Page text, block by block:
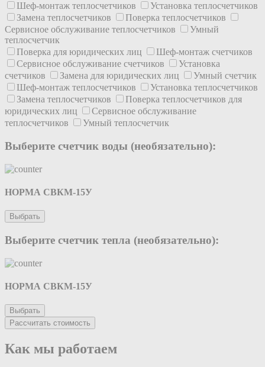
Шеф-монтаж теплосчетчиков
Установка теплосчетчиков
Замена теплосчетчиков
Поверка теплосчетчиков
Сервисное обслуживание теплосчетчиков
Умный
теплосчетчик
Поверка для юридических лиц
Шеф-монтаж счетчиков
Сервисное обслуживание счетчиков
Установка
счетчиков
Замена для юридических лиц
Умный счетчик
Шеф-монтаж теплосчетчиков
Установка теплосчетчиков
Замена теплосчетчиков
Поверка теплосчетчиков для
юридических лиц
Сервисное обслуживание
теплосчетчиков
Умный теплосчетчик
Выберите счетчик воды (необязательно):
НОРМА СВКМ-15У
Выбрать
Выберите счетчик тепла (необязательно):
НОРМА СВКМ-15У
Выбрать
Рассчитать стоимость
Как мы работаем